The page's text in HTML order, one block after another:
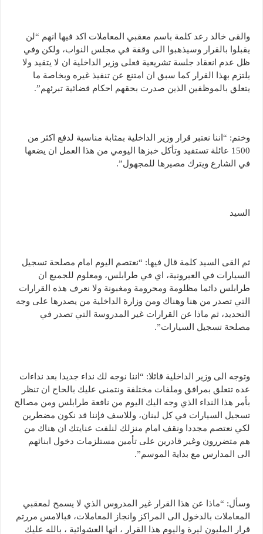
والقى خالد رعد كلمة باسم معقبي المعاملات اكد فيها انهم “لن
يقبلوا بالقرار وسيذهبوا الى وقفة في مجلس النواب، ولكن وفي
ظل عدم انعقاد جلسة تشريعية فعلى وزير الداخلية ان لا يتقيد ولا
يلتزم بهذا القرار كما سبق ان امتنع عن تنفيذ غيره وبخاصة ما
يتعلق بالموظفين الذين صدرت بحقهم احكام قضائية تبرئهم”.
وختم: “اننا نعتبر قرار وزير الداخلية بمثابة مناسبة لدفع اكثر من
1500 عائلة تستفيد وتأكل خبزها اليومي من هذا العمل ان يضعها
في الشارع ويترك مصيرها للمجهول”.
السيد
ثم القى السيد كلمة قال فيها: “نعتصم اليوم امام مصلحة تسجيل
السيارات في العيرونية، اي في طرابلس، ومعلوم للجميع ان
طرابلس دائما مظلومة ومحرومة ومغبونة ولا نعرف هذه القرارات
التي تصدر من هنا وهناك ومن وزارة الداخلية من يصدرها على وجه
التحديد، ثم ماذا عن القرارات غير المدروسة التي تصدر في
مصلحة تسجيل السيارات”.
وتوجه الى وزير الداخلية قائلا: “اننا نوجه لك نداء جديدا بعد نداءات
عده تتعلق بمرافق وملفات مختلفة ونتمنى عليك بالحاح ان تنظر
بأمر هذا النداء الذي وجه اليك اليوم من نافعة طرابلس ومن مصالح
تسجيل السيارات في كل لبنان، وللاسف فإننا قد نكون مضطرين
لكي نعتصم مجددا ونقف امام منزلك لنلفت عنايتك ان هناك من
هم متضررون وغير قادرين على تأمين مستلزمات دخول ابنائهم
الى المدارس مع بداية الموسم”.
وسأل: “ماذا عن هذا القرار غير المدروس الذي لا يسمح لمعقبي
المعاملات بالدخول الى المراكز وانجاز المعاملات، فبالامس مررتم
قرار المليون ليرة واليوم هذا القرار ، انها العشوائية ، بالله عليك